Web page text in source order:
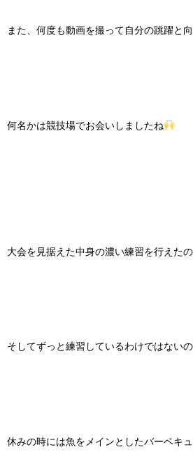
また、何度も動画を撮って自分の跳躍と
何名かは競技場でお会いしましたね
大会を見据えた中身の濃い練習を行えた
そしてずっと練習しているわけではない
休みの時には魚をメインとしたバーベキ